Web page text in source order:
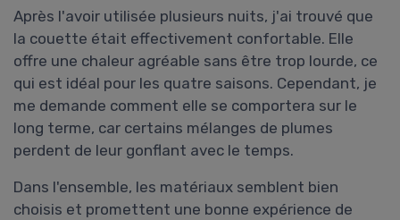
Après l'avoir utilisée plusieurs nuits, j'ai trouvé que
la couette était effectivement confortable. Elle
offre une chaleur agréable sans être trop lourde, ce
qui est idéal pour les quatre saisons. Cependant, je
me demande comment elle se comportera sur le
long terme, car certains mélanges de plumes
perdent de leur gonflant avec le temps.
Dans l'ensemble, les matériaux semblent bien
choisis et promettent une bonne expérience de